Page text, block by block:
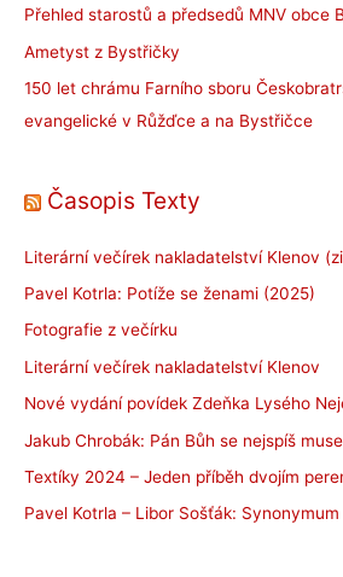
Přehled starostů a předsedů MNV obce
Ametyst z Bystřičky
150 let chrámu Farního sboru
evangelické v Růžďce a na Bystřičce
Časopis Texty
Literární večírek nakladatelství Klenov
Pavel Kotrla: Potíže se ženami (2025)
Fotografie z večírku
Literární večírek nakladatelství Klenov
Nové vydání povídek Zdeňka Lysého
Jakub Chrobák: Pán Bůh se nejspíš
Textíky 2024 – Jeden příběh dvojím
Pavel Kotrla – Libor Sošťák: